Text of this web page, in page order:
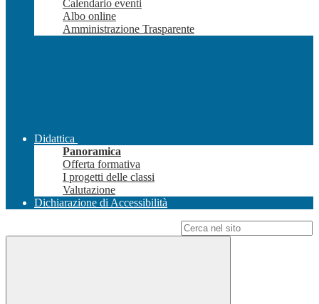
Calendario eventi
Albo online
Amministrazione Trasparente
Didattica
Panoramica
Offerta formativa
I progetti delle classi
Valutazione
Dichiarazione di Accessibilità